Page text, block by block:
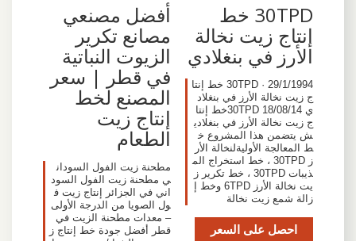
30TPD خط
إنتاج زيت نخالة
الأرز في بنغلادي
29/1/1994 · 30TPD خط إنتا
ج زيت نخالة الأرز في بنغلاد
ي 18/08/14 30TPDخط إنتا
ج زيت نخالة الأرز في بنغلادي
ش يتضمن هذا المشروع خ
ط المعالجة الأوليةلنخالة الأر
ز 30TPD ، خط استخراج الم
ذيبات 30TPD ، خط تكرير ز
يت نخالة الأرز 6TPD وخط إ
زالة شمع زيت نخالة
احصل على السعر
أفضل مصنعي
مصانع تكرير
الزيوت النباتية
في قطر | سعر
المصنع لخط
إنتاج زيت
الطعام
مطحنة زيت الفول السودان
ي مطحنة زيت الفول السود
اني في الجزائر إنتاج زيت ف
ول الصويا من الدرجة الأولى
– معدات مطحنة الزيت في
قطر أفضل جودة خط إنتاج ز